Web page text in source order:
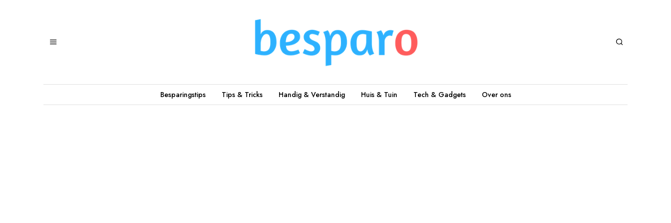
Besparingstips Tips & Tricks Handig & Verstandig Huis & Tuin Tech & Gadgets Over ons